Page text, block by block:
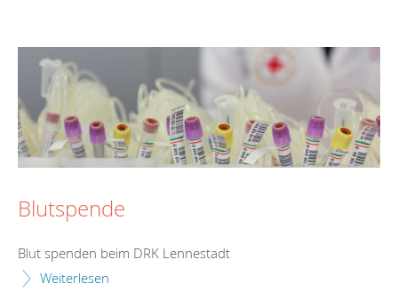
Blutspende
Blut spenden beim DRK Lennestadt
Weiterlesen